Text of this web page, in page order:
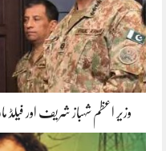
وزیر اعظم شہباز شریف اور